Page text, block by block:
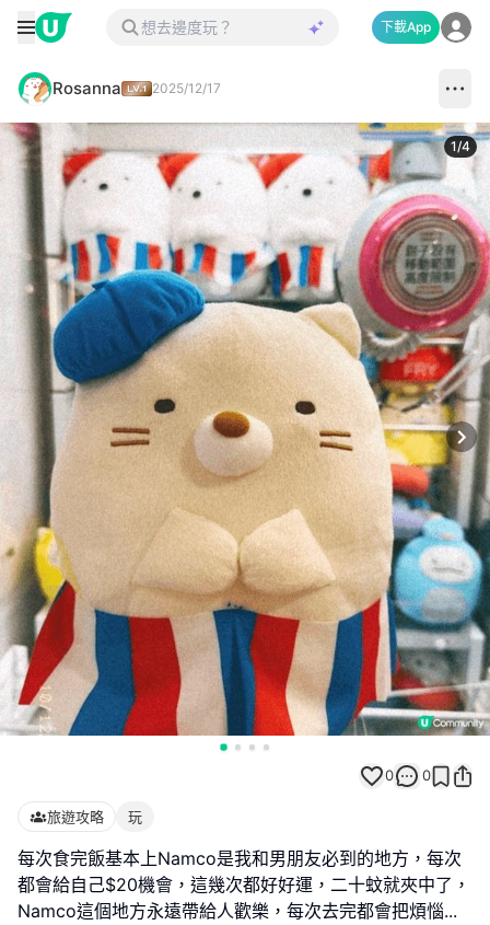
下載App
Rosanna 2025/12/17
1/4
0 0
旅遊攻略 玩
每次食完飯基本上Namco是我和男朋友必到的地方，每次
都會給自己$20機會，這幾次都好好運，二十蚊就夾中了，
Namco這個地方永遠帶給人歡樂，每次去完都會把煩惱...